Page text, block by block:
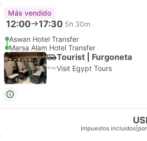
Más vendido
12:00 17:30 5h 30m
Aswan Hotel Transfer
Marsa Alam Hotel Transfer
Tourist | Furgoneta
Visit Egypt Tours
Impuestos incluidos